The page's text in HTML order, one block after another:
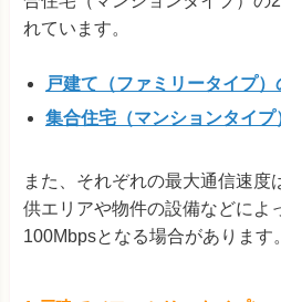
れています。
戸建て（ファミリータイプ
集合住宅（マンションタイプ
また、それぞれの最大通信速度
供エリアや物件の設備などによ
100Mbpsとなる場合があります。